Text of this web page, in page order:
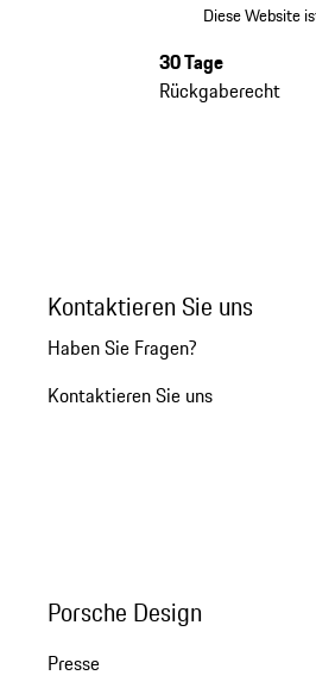
Diese Website
30 Tage
Rückgaberecht
Kontaktieren Sie uns
Haben Sie Fragen?
Kontaktieren Sie uns
Porsche Design
Presse